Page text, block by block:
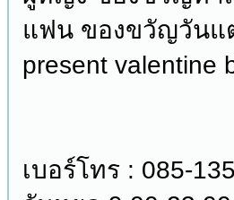
แฟน ของขวัญวันแ
present valentine
เบอร์โทร : 085-